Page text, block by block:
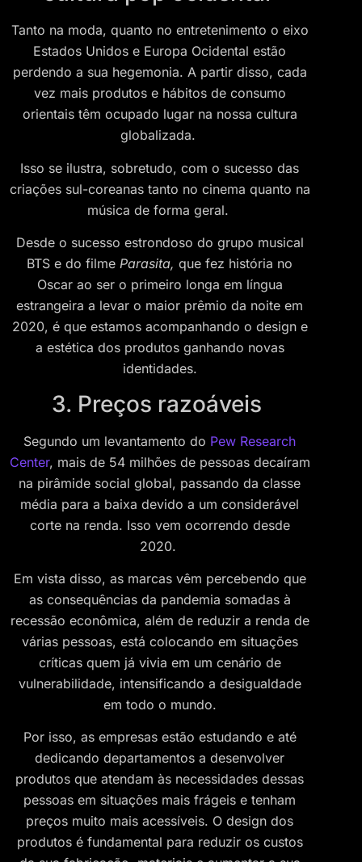
Tanto na moda, quanto no entretenimento o eixo
Estados Unidos e Europa Ocidental estão
perdendo a sua hegemonia. A partir disso, cada
vez mais produtos e hábitos de consumo
orientais têm ocupado lugar na nossa cultura
globalizada.
Isso se ilustra, sobretudo, com o sucesso das
criações sul-coreanas tanto no cinema quanto na
música de forma geral.
Desde o sucesso estrondoso do grupo musical
BTS e do filme Parasita, que fez história no
Oscar ao ser o primeiro longa em língua
estrangeira a levar o maior prêmio da noite em
2020, é que estamos acompanhando o design e
a estética dos produtos ganhando novas
identidades.
3. Preços razoáveis
Segundo um levantamento do Pew Research
Center, mais de 54 milhões de pessoas decaíram
na pirâmide social global, passando da classe
média para a baixa devido a um considerável
corte na renda. Isso vem ocorrendo desde
2020.
Em vista disso, as marcas vêm percebendo que
as consequências da pandemia somadas à
recessão econômica, além de reduzir a renda de
várias pessoas, está colocando em situações
críticas quem já vivia em um cenário de
vulnerabilidade, intensificando a desigualdade
em todo o mundo.
Por isso, as empresas estão estudando e até
dedicando departamentos a desenvolver
produtos que atendam às necessidades dessas
pessoas em situações mais frágeis e tenham
preços muito mais acessíveis. O design dos
produtos é fundamental para reduzir os custos